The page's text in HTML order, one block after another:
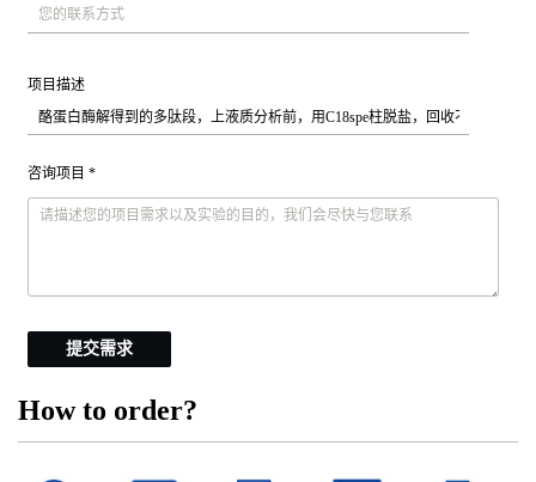
项目描述
咨询项目 *
提交需求
How to order?